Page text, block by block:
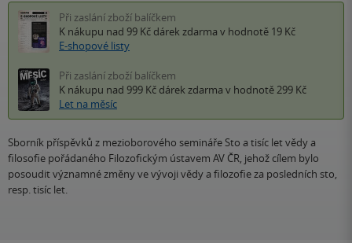
Při zaslání zboží balíčkem
K nákupu nad 99 Kč dárek zdarma v hodnotě 19 Kč
E-shopové listy
Při zaslání zboží balíčkem
K nákupu nad 999 Kč dárek zdarma v hodnotě 299 Kč
Let na měsíc
Sborník příspěvků z mezioborového semináře Sto a tisíc let vědy a
filosofie pořádaného Filozofickým ústavem AV ČR, jehož cílem bylo
posoudit významné změny ve vývoji vědy a filozofie za posledních sto,
resp. tisíc let.